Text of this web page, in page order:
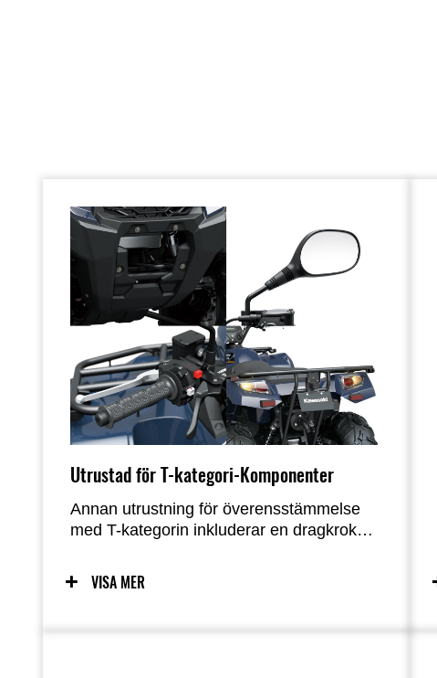
Utrustad för T-kategori-Komponenter
Annan utrustning för överensstämmelse
med T-kategorin inkluderar en dragkrok
signalhorn, varningsblinkers,
registreringsskyltfäste och ljus, och en
VISA MER